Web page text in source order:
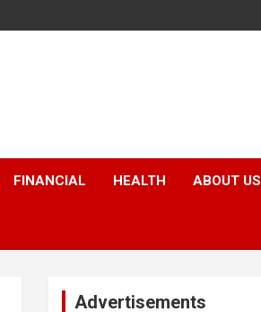
FINANCIAL HEALTH ABOUT US
Advertisements